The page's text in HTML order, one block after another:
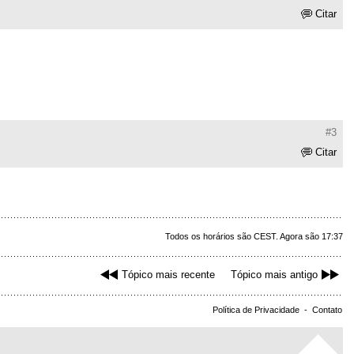
Citar
#3
Citar
Todos os horários são CEST. Agora são 17:37
Tópico mais recente Tópico mais antigo
Política de Privacidade - Contato